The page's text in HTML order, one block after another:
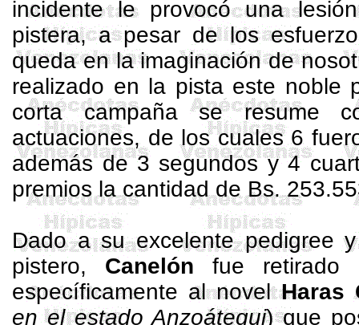
incidente le provocó una
pistera, a pesar de los
queda en la imaginación de
realizado en la pista este noble
corta campaña se resume
actuaciones, de los cuales 6
además de 3 segundos y 4
premios la cantidad de Bs.
Dado a su excelentepedigree y
pistero, Canelón fue
específicamente al novelHaras
en el estado Anzoátegui) que